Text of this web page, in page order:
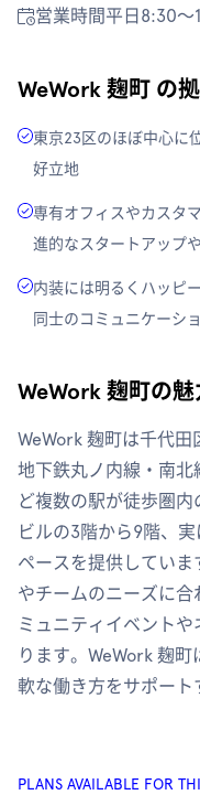
営業時間平日8:30〜
WeWork 麹町 の
東京23区のほぼ中心に
好立地
専有オフィスやカスタ
進的なスタートアップ
内装には明るくハッピ
同士のコミュニケーシ
WeWork 麹町の魅
WeWork 麹町は千代
地下鉄丸ノ内線・南
ど複数の駅が徒歩圏
ビルの3階から9階、
ペースを提供してい
やチームのニーズに
ミュニティイベント
ります。WeWork 麹
軟な働き方をサポート
PLANS AVAILABLE FOR